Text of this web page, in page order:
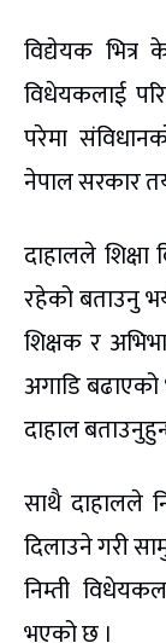
विद्येयक भित्र
विधेयकलाई
परेमा
नेपाल सरकार
दाहालले शिक्षा
रहेको बताउनु
शिक्षक र
अगाडि
दाहाल
साथै दाहालले
दिलाउने गरी
निम्ती
भएको छ ।